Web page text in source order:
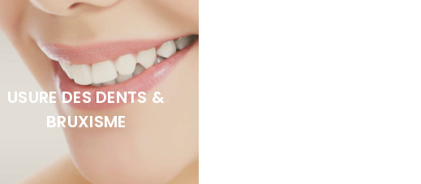
USURE DES DENTS &
BRUXISME